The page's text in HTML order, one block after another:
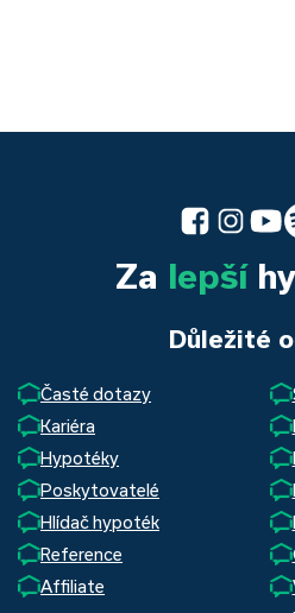
Za lepší
Důležité
Časté dotazy
Kariéra
Hypotéky
Poskytovatelé
Hlídač hypoték
Reference
Affiliate